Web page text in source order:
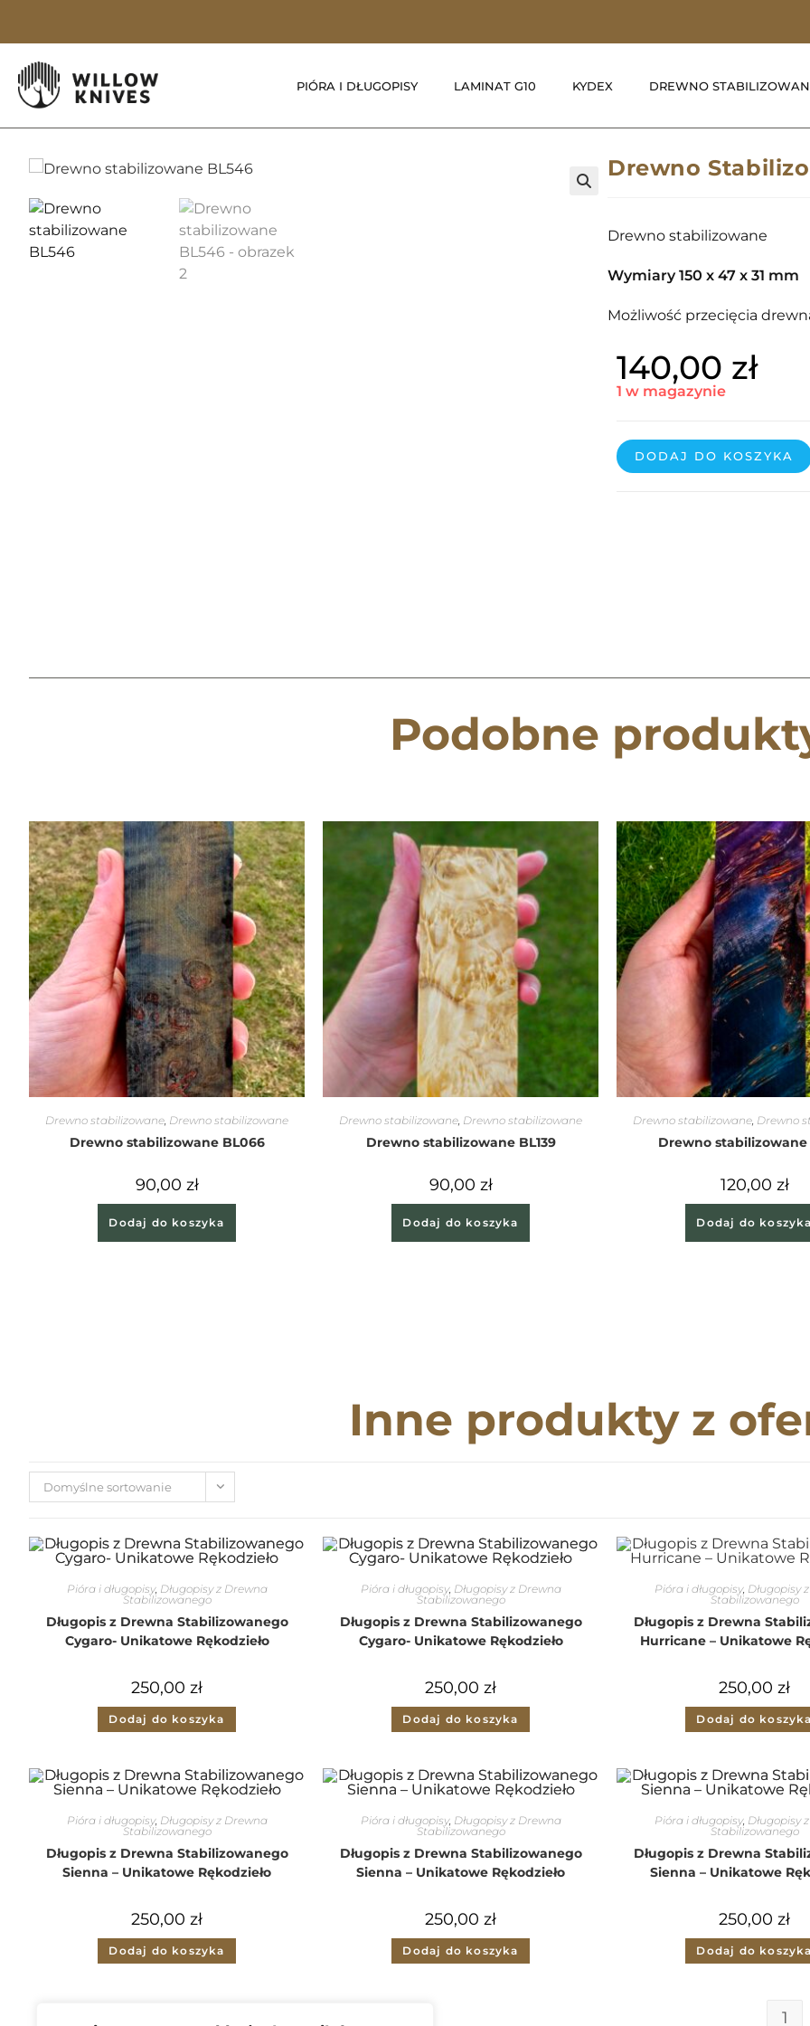
PIÓRA I DŁUGOPISY LAMINAT G10 KYDEX DREWNO
Drewno
Drewno stabilizowane
Wymiary 150 x 47 x 31 mm
Możliwość przecięcia
140,00 zł
1 w magazynie
DODAJ DO KOSZYKA
Podobne
Drewno stabilizowane, Drewno stabilizowane
Drewno stabilizowane BL066
90,00 zł
Dodaj do koszyka
Drewno stabilizowane, Drewno stabilizowane
Drewno stabilizowane BL139
90,00 zł
Dodaj do koszyka
Drewno stabilizowane, Drewno
Drewno stabilizowane
120,00 zł
Dodaj do
Inne produkty z
Domyślne sortowanie
Pióra i długopisy, Długopisy z Drewna
Stabilizowanego
Długopis z Drewna Stabilizowanego
Cygaro- Unikatowe Rękodzieło
250,00 zł
Dodaj do koszyka
Pióra i długopisy, Długopisy z Drewna
Stabilizowanego
Długopis z Drewna Stabilizowanego
Cygaro- Unikatowe Rękodzieło
250,00 zł
Dodaj do koszyka
Pióra i długopisy, Długopisy
Stabilizowanego
Długopis z Drewna
Hurricane – Unikatowe
250,00 zł
Dodaj do
Pióra i długopisy, Długopisy z Drewna
Stabilizowanego
Długopis z Drewna Stabilizowanego
Sienna – Unikatowe Rękodzieło
250,00 zł
Dodaj do koszyka
Pióra i długopisy, Długopisy z Drewna
Stabilizowanego
Długopis z Drewna Stabilizowanego
Sienna – Unikatowe Rękodzieło
250,00 zł
Dodaj do koszyka
Pióra i długopisy, Długopisy
Stabilizowanego
Długopis z Drewna
Sienna – Unikatowe
250,00 zł
Dodaj do
1